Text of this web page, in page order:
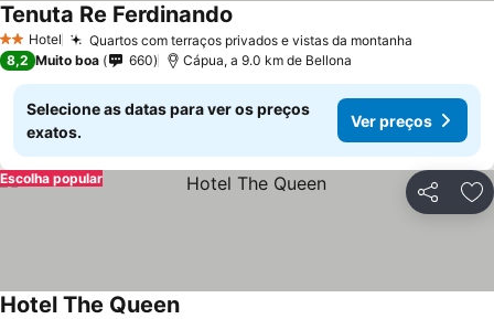
2 Estrelas
Hotel Quartos com terraços privados e vistas da montanha
Tenuta Re Ferdinando
8,2 Muito boa 660 Cápua, a 9.0 km de Bellona
Selecione as datas para ver os preços
exatos.
Ver preços
Partilhar
Escolha popular
Hotel The Queen